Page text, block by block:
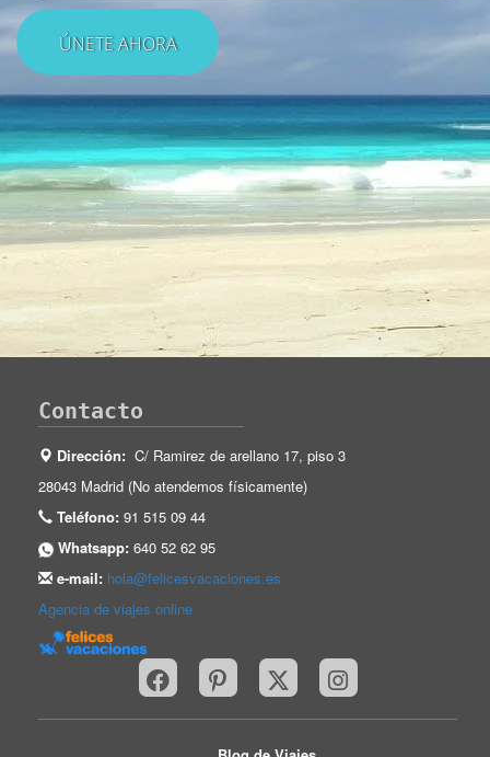
Contacto
Dirección: C/ Ramirez de arellano 17, piso 3
28043 Madrid (No atendemos físicamente)
Teléfono: 91 515 09 44
Whatsapp: 640 52 62 95
e-mail: hola@felicesvacaciones.es
Agencia de viajes online